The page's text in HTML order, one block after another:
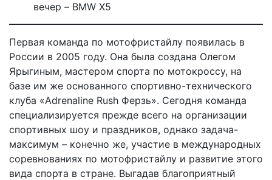
вечер – BMW X5
Первая команда по мотофристайлу появилась в
России в 2005 году. Она была создана Олегом
Ярыгиным, мастером спорта по мотокроссу, на
базе им же основанного спортивно-технического
клуба «Adrenaline Rush Ферзь». Сегодня команда
специализируется прежде всего на организации
спортивных шоу и праздников, однако задача-
максимум – конечно же, участие в международных
соревнованиях по мотофристайлу и развитие этого
вида спорта в стране. Выгадав благоприятный